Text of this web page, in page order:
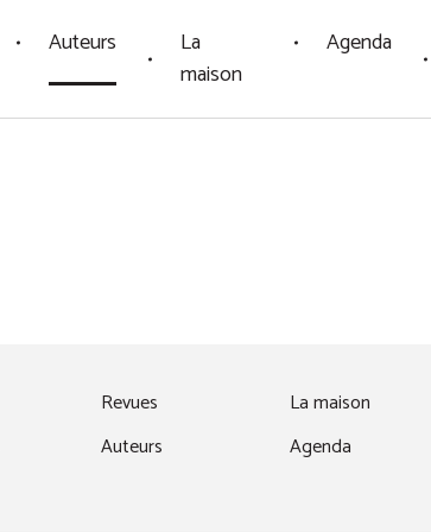
Auteurs
La
maison
Agenda
Revues
Auteurs
La maison
Agenda